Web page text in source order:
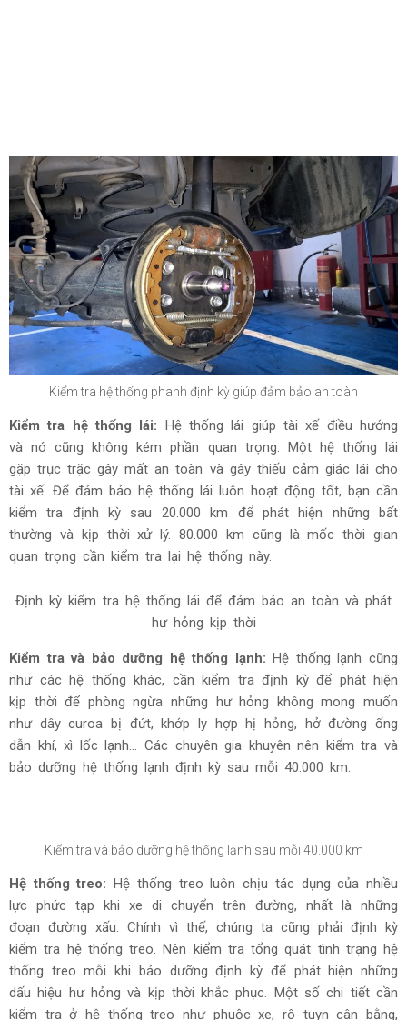
Kiểm tra hệ thống phanh định kỳ giúp đảm bảo an toàn
Kiểm tra hệ thống lái: Hệ thống lái giúp tài xế điều hướng
và nó cũng không kém phần quan trọng. Một hệ thống lái
gặp trục trặc gây mất an toàn và gây thiếu cảm giác lái cho
tài xế. Để đảm bảo hệ thống lái luôn hoạt động tốt, bạn cần
kiểm tra định kỳ sau 20.000 km để phát hiện những bất
thường và kịp thời xử lý. 80.000 km cũng là mốc thời gian
quan trọng cần kiểm tra lại hệ thống này.
Định kỳ kiểm tra hệ thống lái để đảm bảo an toàn và phát
hư hỏng kịp thời
Kiểm tra và bảo dưỡng hệ thống lạnh: Hệ thống lạnh cũng
như các hệ thống khác, cần kiểm tra định kỳ để phát hiện
kịp thời để phòng ngừa những hư hỏng không mong muốn
như dây curoa bị đứt, khớp ly hợp hị hỏng, hở đường ống
dẫn khí, xì lốc lạnh... Các chuyên gia khuyên nên kiểm tra và
bảo dưỡng hệ thống lạnh định kỳ sau mỗi 40.000 km.
Kiểm tra và bảo dưỡng hệ thống lạnh sau mỗi 40.000 km
Hệ thống treo: Hệ thống treo luôn chịu tác dụng của nhiều
lực phức tạp khi xe di chuyển trên đường, nhất là những
đoạn đường xấu. Chính vì thế, chúng ta cũng phải định kỳ
kiểm tra hệ thống treo. Nên kiểm tra tổng quát tình trạng hệ
thống treo mỗi khi bảo dưỡng định kỳ để phát hiện những
dấu hiệu hư hỏng và kịp thời khắc phục. Một số chi tiết cần
kiểm tra ở hệ thống treo như phuộc xe, rô tuyn cân bằng,